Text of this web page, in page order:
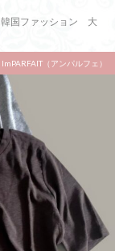
韓国ファッション 大
ImPARFAIT（アンパルフェ）